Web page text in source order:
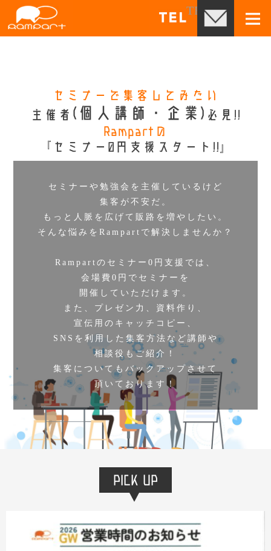
ン
セミナーで集客してみたい
主催者 (個人講師・企業) 必見!!
Rampartの
『セミナー0円支援スタート!!』
セミナーや勉強会を主催しているけど
集客が不安だ。
もっと人脈を広げて販路を増やしたい。
そんな悩みをRampartで解決しませんか？
Rampartのセミナー0円支援では、
会場費0円でセミナーを
開催していただけます。
また、プレゼン力、資料作り、
宣伝用のキャッチコピー、
SNSを利用した集客方法など講師や
相談役もご紹介！
集客についてもバックアップさせて
頂いております！
TEL03-3525-
お問
PICK UP